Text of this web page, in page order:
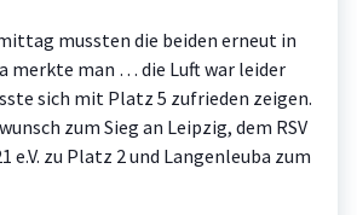
mussten die beiden erneut in
merkte man … die Luft war leider
sich mit Platz 5 zufrieden zeigen.
zum Sieg an Leipzig, dem RSV
e.V. zu Platz 2 und Langenleuba zum